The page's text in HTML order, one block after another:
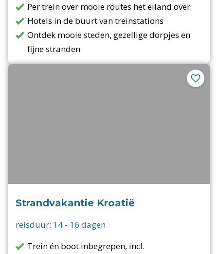
Per trein over mooie routes het eiland over
Hotels in de buurt van treinstations
Ontdek mooie steden, gezellige dorpjes en
fijne stranden
Strandvakantie Kroatië
reisduur: 14 - 16 dagen
Trein én boot inbegrepen, incl.